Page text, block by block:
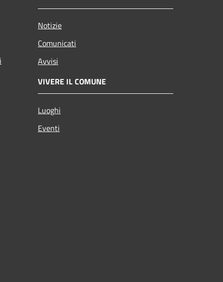
Notizie
Comunicati
Avvisi
VIVERE IL COMUNE
Luoghi
Eventi